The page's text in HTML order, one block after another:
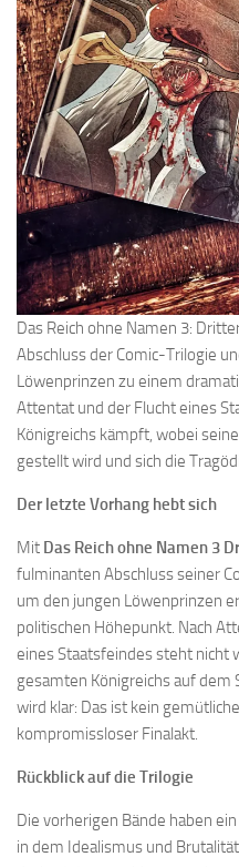
Das Reich ohne Namen 3:
Abschluss der Comic-Trilogie
Löwenprinzen zu einem
Attentat und der Flucht eines
Königreichs kämpft, wobei
gestellt wird und sich die
Der letzte Vorhang hebt sich
Mit Das Reich ohne Namen 3
fulminanten Abschluss seiner
um den jungen Löwenprinzen
politischen Höhepunkt. Nach
eines Staatsfeindes steht nicht
gesamten Königreichs auf dem
wird klar: Das ist kein
kompromissloser Finalakt.
Rückblick auf die Trilogie
Die vorherigen Bände haben
in dem Idealismus und